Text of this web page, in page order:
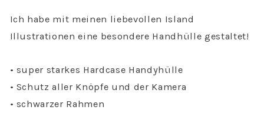
Skandinavien
für
Hard
Case
Hülle
Skandinavien
für
Hard
Case
Hülle
Ich habe mit meinen liebevollen Island
Illustrationen eine besondere Handhülle gestaltet!
• super starkes Hardcase Handyhülle
• Schutz aller Knöpfe und der Kamera
• schwarzer Rahmen